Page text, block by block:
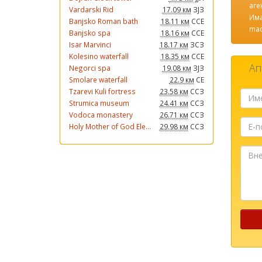
Vardarski Rid
17.09 км ЗЈЗ
Banjsko Roman bath
18.11 км ССЕ
Banjsko spa
18.16 км ССЕ
Isar Marvinci
18.17 км ЗСЗ
Kolesino waterfall
18.35 км ССЕ
Negorci spa
19.08 км ЗЈЗ
Smolare waterfall
22.9 км СЕ
Tzarevi Kuli fortress
23.58 км ССЗ
Strumica museum
24.41 км ССЗ
Vodoca monastery
26.71 км ССЗ
Holy Mother of God Ele...
29.98 км ССЗ
пошта
Внесете